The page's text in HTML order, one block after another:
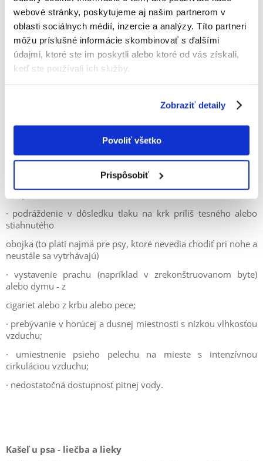
webové stránky, poskytujeme aj našim partnerom v
oblasti sociálnych médií, inzercie a analýzy. Títo partneri
môžu príslušné informácie skombinovať s ďalšími
údajmi, ktoré ste im poskytli alebo ktoré od vás získali,
keď ste používali ich služby.
Zobraziť detaily
Povoliť všetko
Prispôsobiť
Kotercový kašeľ alebo iné chronické choroby. Patria sem
zlyhanie srdca, rakovinové nádory dýchacieho systému
(vrátane metastatických nádorov) a ochorenia prínosových
dutín a zubov.
Čo môže okrem choroby spôsobiť, že pes začne kašlať?
Kašeľ psa môže byť vyvolaný mnohými faktormi, ktoré s
ochorením nesúvisia. Patria sem:
· opuch hrtana spôsobený dlhotrvajúcim štekaním alebo
· podráždenie v dôsledku tlaku na krk príliš tesného alebo
stiahnutého
obojka (to platí najmä pre psy, ktoré nevedia chodiť pri nohe a
neustále sa vytrhávajú)
· vystavenie prachu (napríklad v zrekonštruovanom byte)
alebo dymu - z
cigariet alebo z krbu alebo pece;
· prebývanie v horúcej a dusnej miestnosti s nízkou vlhkosťou
vzduchu;
· umiestnenie psieho pelechu na mieste s intenzívnou
cirkuláciou vzduchu;
· nedostatočná dostupnosť pitnej vody.
Kašeľ u psa - liečba a lieky